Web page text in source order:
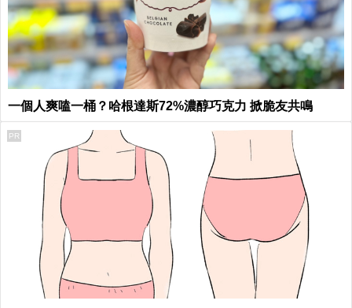
一個人爽嗑一桶？哈根達斯72%濃醇巧克力 掀脆友共鳴
PR